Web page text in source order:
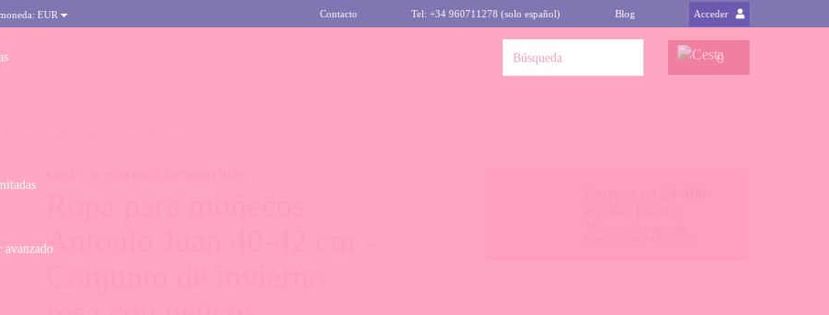
EUR Contacto Tel: +34 960711278 (solo español) Blog Acceder
avanzado
0
Antonio Juan 40-42 cm -